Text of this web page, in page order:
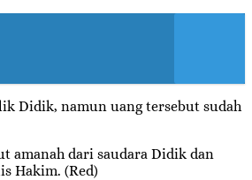
Didik, namun uang tersebut sudah
amanah dari saudara Didik dan
Hakim. (Red)